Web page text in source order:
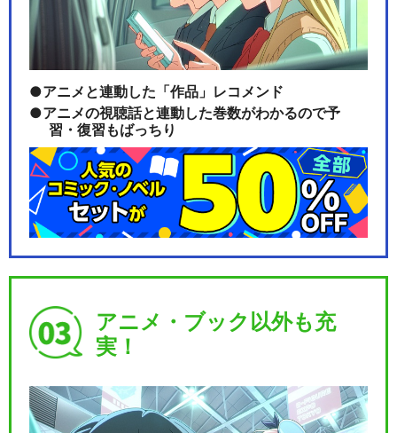
アニメと連動した「作品」レコメンド
アニメの視聴話と連動した巻数がわかるので予
習・復習もばっちり
アニメ・ブック以外も充
実！